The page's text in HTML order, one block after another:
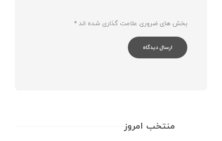
بخش های ضروری علامت گذاری شده اند *
منتخب امروز